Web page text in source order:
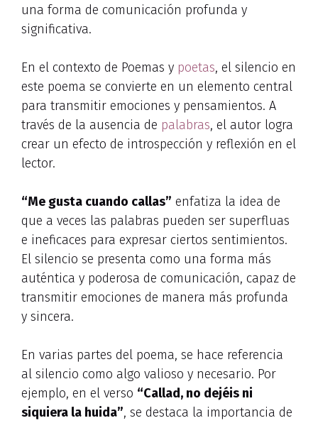
una forma de comunicación profunda y
significativa.
En el contexto de Poemas y poetas, el silencio en
este poema se convierte en un elemento central
para transmitir emociones y pensamientos. A
través de la ausencia de palabras, el autor logra
crear un efecto de introspección y reflexión en el
lector.
“Me gusta cuando callas” enfatiza la idea de
que a veces las palabras pueden ser superfluas
e ineficaces para expresar ciertos sentimientos.
El silencio se presenta como una forma más
auténtica y poderosa de comunicación, capaz de
transmitir emociones de manera más profunda
y sincera.
En varias partes del poema, se hace referencia
al silencio como algo valioso y necesario. Por
ejemplo, en el verso “Callad, no dejéis ni
siquiera la huida”, se destaca la importancia de